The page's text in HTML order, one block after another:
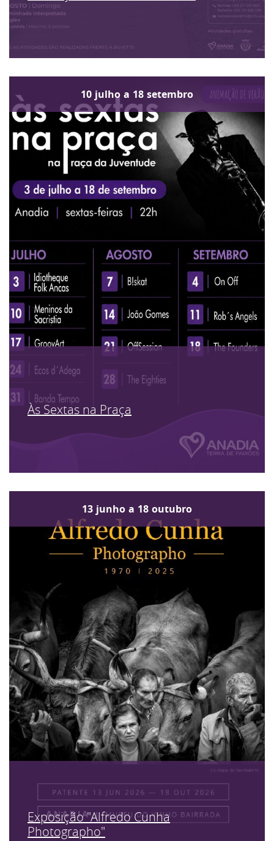
10 julho a 18 setembro
Às Sextas na Praça
13 junho a 18 outubro
Exposição "Alfredo Cunha
Photographo"